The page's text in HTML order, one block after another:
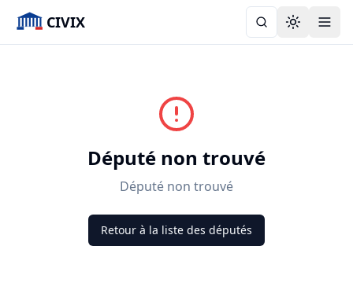
CIVIX Toggle
Député non trouvé
Député non trouvé
Retour à la liste des députés